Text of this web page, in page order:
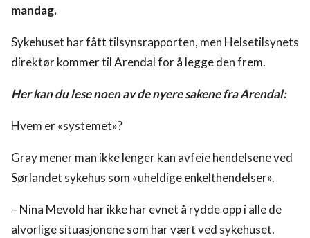
mandag.
Sykehuset har fått tilsynsrapporten, men Helsetilsynets
direktør kommer til Arendal for å legge den frem.
Her kan du lese noen av de nyere sakene fra Arendal:
Hvem er «systemet»?
Gray mener man ikke lenger kan avfeie hendelsene ved
Sørlandet sykehus som «uheldige enkelthendelser».
– Nina Mevold har ikke har evnet å rydde opp i alle de
alvorlige situasjonene som har vært ved sykehuset.